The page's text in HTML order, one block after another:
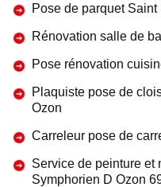
Pose de parquet
Rénovation salle de
Pose rénovation
Plaquiste pose de
Ozon
Carreleur pose de
Service de peinture et
Symphorien D Ozon